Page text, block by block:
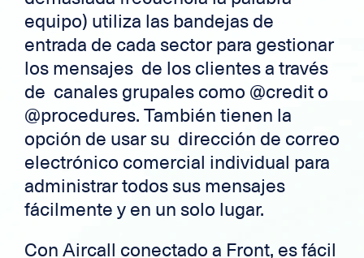
equipo) utiliza las bandejas de
entrada de cada sector para gestionar
los mensajes de los clientes a través
de canales grupales como @credit o
@procedures. También tienen la
opción de usar su dirección de correo
electrónico comercial individual para
administrar todos sus mensajes
fácilmente y en un solo lugar.
Con Aircall conectado a Front, es fácil